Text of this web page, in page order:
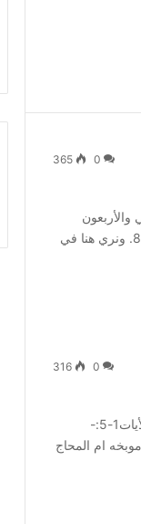
0
365
والأربعون
قالسليمان “نهآية أمر خير من بدايته” جا 8:7. ونري هنا في
0
316
الإصحاح الأربعون]]>الإصحاح الأربعون الأيات1-5:-
ام المحاج